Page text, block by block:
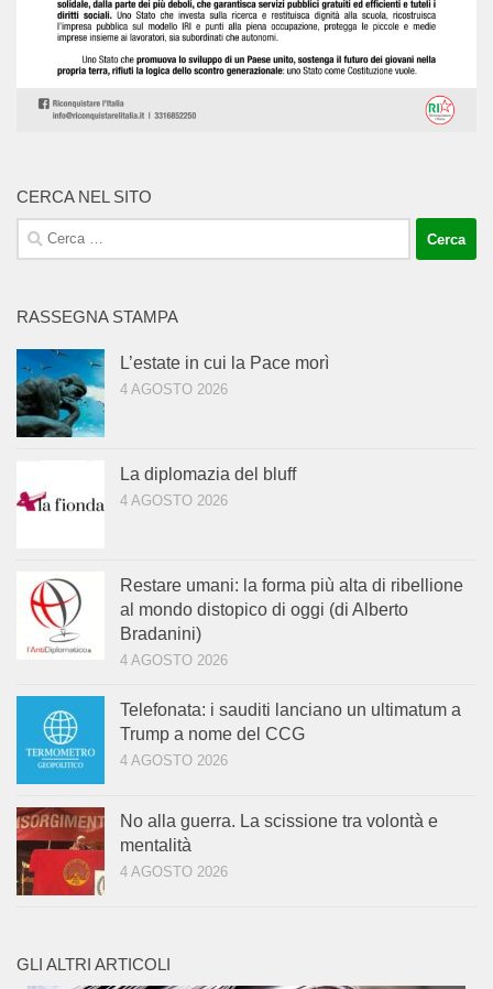
CERCA NEL SITO
Ricerca
per:
RASSEGNA STAMPA
L’estate in cui la Pace morì
4 AGOSTO 2026
La diplomazia del bluff
4 AGOSTO 2026
Restare umani: la forma più alta di ribellione
al mondo distopico di oggi (di Alberto
Bradanini)
4 AGOSTO 2026
Telefonata: i sauditi lanciano un ultimatum a
Trump a nome del CCG
4 AGOSTO 2026
No alla guerra. La scissione tra volontà e
mentalità
4 AGOSTO 2026
GLI ALTRI ARTICOLI